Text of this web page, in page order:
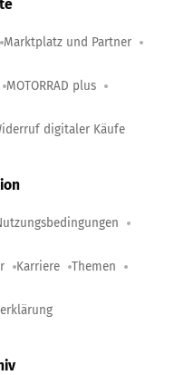
Marktplatz und Partner
MOTORRAD plus
digitaler Käufe
Karriere Themen